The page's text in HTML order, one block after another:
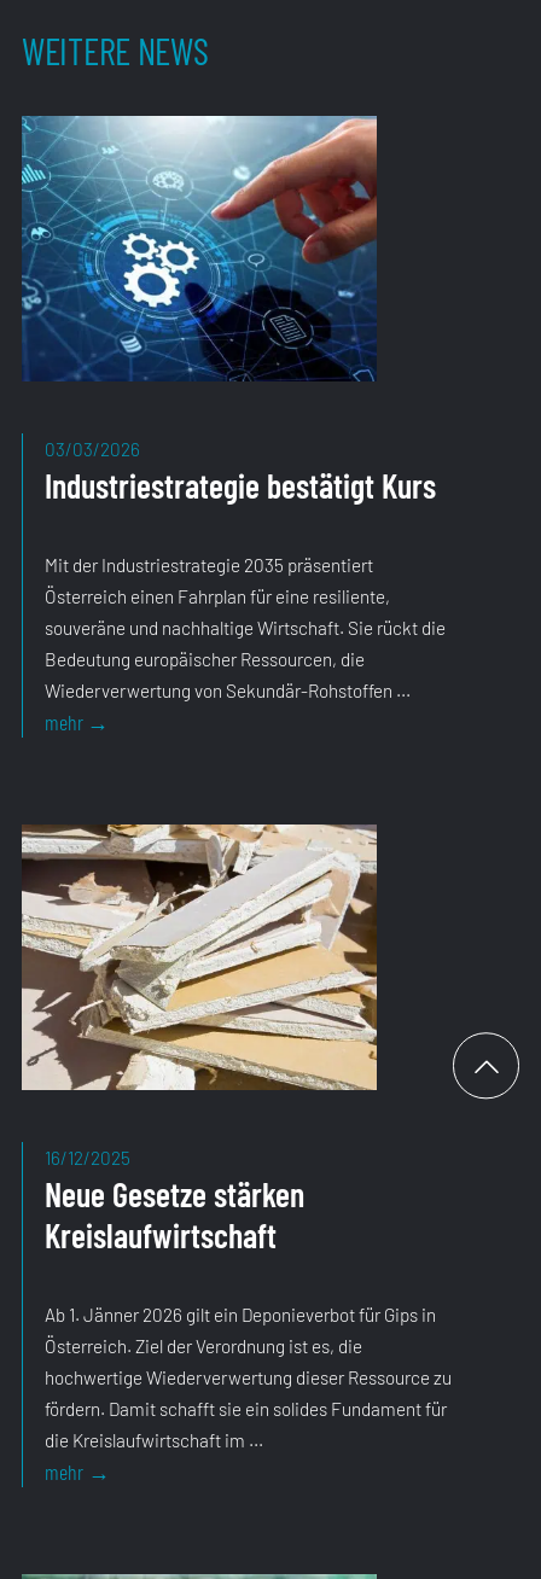
WEITERE NEWS
03/03/2026
Industriestrategie bestätigt Kurs
Mit der Industriestrategie 2035 präsentiert
Österreich einen Fahrplan für eine resiliente,
souveräne und nachhaltige Wirtschaft. Sie rückt die
Bedeutung europäischer Ressourcen, die
Wiederverwertung von Sekundär-Rohstoffen ...
mehr →Industriestrategie
16/12/2025
Neue Gesetze stärken
Kreislaufwirtschaft
Ab 1. Jänner 2026 gilt ein Deponieverbot für Gips in
Österreich. Ziel der Verordnung ist es, die
hochwertige Wiederverwertung dieser Ressource zu
fördern. Damit schafft sie ein solides Fundament für
die Kreislaufwirtschaft im ...